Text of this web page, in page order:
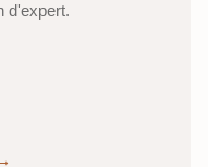
d'expert.